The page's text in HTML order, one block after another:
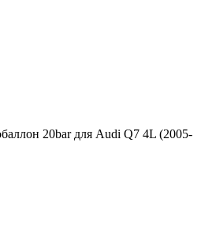
20bar для Audi Q7 4L (2005-